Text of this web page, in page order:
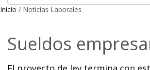
Inicio / Noticias Laborales
Sueldos